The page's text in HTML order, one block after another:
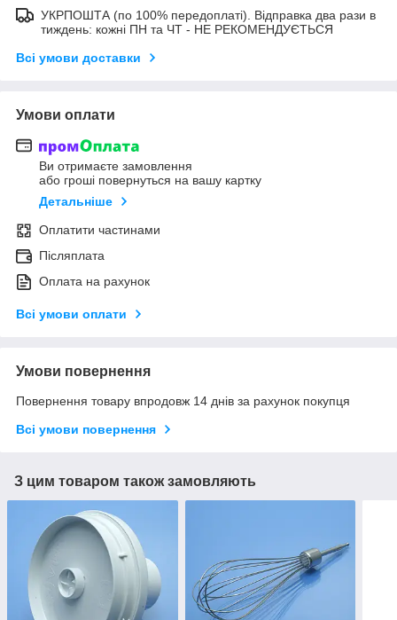
УКРПОШТА (по 100% передоплаті). Відправка два рази в
тиждень: кожні ПН та ЧТ - НЕ РЕКОМЕНДУЄТЬСЯ
Всі умови доставки
Умови оплати
Ви отримаєте замовлення
або гроші повернуться на вашу картку
Детальніше
Оплатити частинами
Післяплата
Оплата на рахунок
Всі умови оплати
Умови повернення
Повернення товару впродовж 14 днів за рахунок покупця
Всі умови повернення
З цим товаром також замовляють